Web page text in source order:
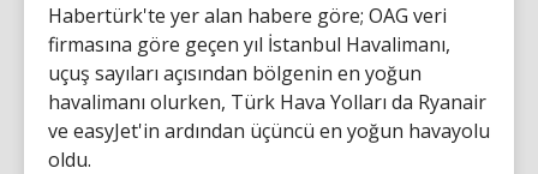
Habertürk'te yer alan habere göre; OAG veri
firmasına göre geçen yıl İstanbul Havalimanı,
uçuş sayıları açısından bölgenin en yoğun
havalimanı olurken, Türk Hava Yolları da Ryanair
ve easyJet'in ardından üçüncü en yoğun havayolu
oldu.